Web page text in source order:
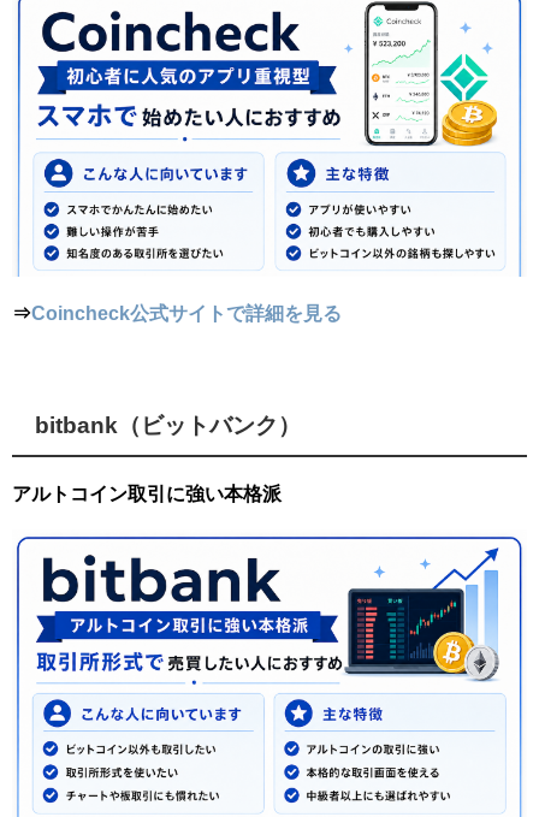
⇒Coincheck公式サイトで詳細を見る
bitbank（ビットバンク）
アルトコイン取引に強い本格派